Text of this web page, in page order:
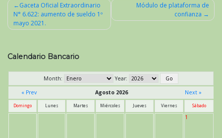
Navegación
de
Gaceta Oficial Extraordinario
N° 6.622: aumento de sueldo 1º
mayo 2021.
Módulo de plataforma de
confianza
Calendario Bancario
Month:
Year:
« Prev
Agosto 2026 Next »
Domingo Lunes Martes Miércoles Jueves Viernes Sábado
1